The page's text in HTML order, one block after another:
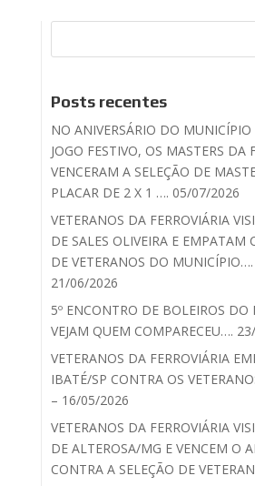
Posts recentes
NO ANIVERSÁRIO DO
JOGO FESTIVO, OS MASTERS DA
VENCERAM A SELEÇÃO DE
PLACAR DE 2 X 1 …. 05/07/2026
VETERANOS DA FERROVIÁRIA
DE SALES OLIVEIRA E EMPATAM
DE VETERANOS DO
21/06/2026
5º ENCONTRO DE BOLEIROS DO
VEJAM QUEM COMPARECEU….
VETERANOS DA FERROVIÁRIA
IBATÉ/SP CONTRA OS
– 16/05/2026
VETERANOS DA FERROVIÁRIA
DE ALTEROSA/MG E VENCEM O
CONTRA A SELEÇÃO DE